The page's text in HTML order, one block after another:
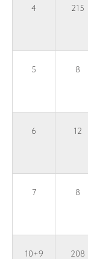
4 215
5 8
6 12
7 8
10+9 208